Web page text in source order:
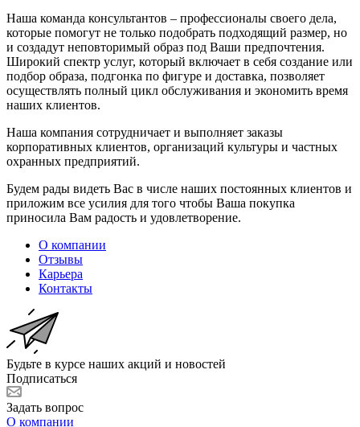
Наша команда консультантов – профессионалы своего дела,
которые помогут не только подобрать подходящий размер, но
и создадут неповторимый образ под Ваши предпочтения.
Широкий спектр услуг, который включает в себя создание или
подбор образа, подгонка по фигуре и доставка, позволяет
осуществлять полный цикл обслуживания и экономить время
наших клиентов.
Наша компания сотрудничает и выполняет заказы
корпоративных клиентов, организаций культуры и частных
охранных предприятий.
Будем рады видеть Вас в числе наших постоянных клиентов и
приложим все усилия для того чтобы Ваша покупка
приносила Вам радость и удовлетворение.
О компании
Отзывы
Карьера
Контакты
Будьте в курсе наших акций и новостей
Подписаться
Задать вопрос
О компании